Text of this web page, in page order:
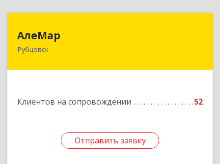
АлеМар
Рубцовск
Клиентов на сопровождении 52
Отправить заявку
Отправить заявку